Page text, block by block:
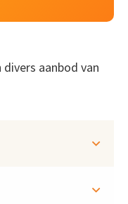
aanbod van